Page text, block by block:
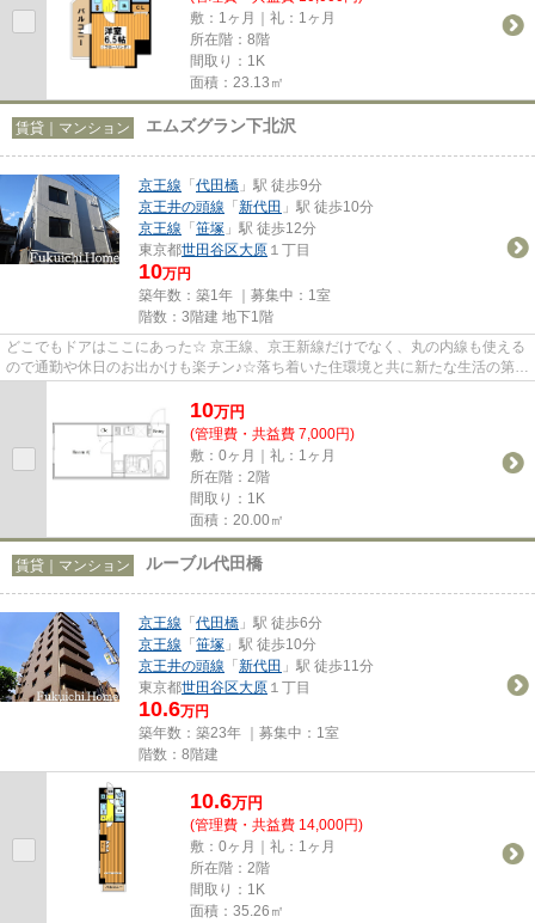
敷：1ヶ月｜礼：1ヶ月
所在階：8階
間取り：1K
面積：23.13㎡
賃貸｜マンション エムズグラン下北沢
京王線 「代田橋 」駅 徒歩9分
京王井の頭線 「新代田 」駅 徒歩10分
京王線 「笹塚 」駅 徒歩12分
東京都世田谷区大原 １丁目
10万円
築年数：築1年 ｜募集中： 1室
階数：3階建 地下1階
どこでもドアはここにあった☆ 京王線、京王新線だけでなく、丸の内線も使える
ので通勤や休日のお出かけも楽チン♪☆落ち着いた住環境と共に新たな生活の第一
歩を踏み出そう(^_-)-☆
10万円
(管理費・共益費 7,000円)
敷：0ヶ月｜礼：1ヶ月
所在階：2階
間取り：1K
面積：20.00㎡
賃貸｜マンション ルーブル代田橋
京王線 「代田橋 」駅 徒歩6分
京王線 「笹塚 」駅 徒歩10分
京王井の頭線 「新代田 」駅 徒歩11分
東京都世田谷区大原 １丁目
10.6万円
築年数：築23年 ｜募集中： 1室
階数：8階建
10.6万円
(管理費・共益費 14,000円)
敷：0ヶ月｜礼：1ヶ月
所在階：2階
間取り：1K
面積：35.26㎡